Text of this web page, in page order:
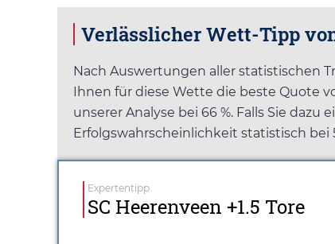
Verlässlicher Wett-Tipp
Nach Auswertungen aller statistischen
Ihnen für diese Wette die beste Quote
unserer Analyse bei 66 %. Falls Sie
Erfolgswahrscheinlichkeit statistisch bei
Expertentipp
SC Heerenveen +1.5 Tore